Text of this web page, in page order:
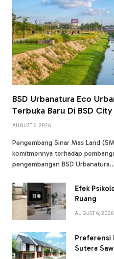
BSD Urbanatura Eco
Terbuka Baru Di BSD City
AUGUST 6, 2026
Pengembang Sinar Mas Land
komitmennya terhadap
pengembangan BSD
Efek
Ruang
AUGUST 6, 2026
Preferensi
Sutera